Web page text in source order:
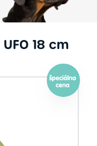
18 cm